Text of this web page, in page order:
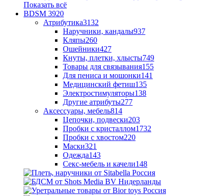
Показать всё
BDSM 3920
Атрибутика3132
Наручники, кандалы937
Кляпы260
Ошейники427
Кнуты, плетки, хлысты749
Товары для связывания155
Для пениса и мошонки141
Медицинский фетиш135
Электростимуляторы138
Другие атрибуты277
Аксессуары, мебель814
Цепочки, подвески203
Пробки с кристаллом1732
Пробки с хвостом220
Маски321
Одежда143
Секс-мебель и качели148